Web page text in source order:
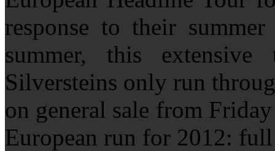
response to their
summer, this
Silversteins only run
on general sale from
European run for 2012: